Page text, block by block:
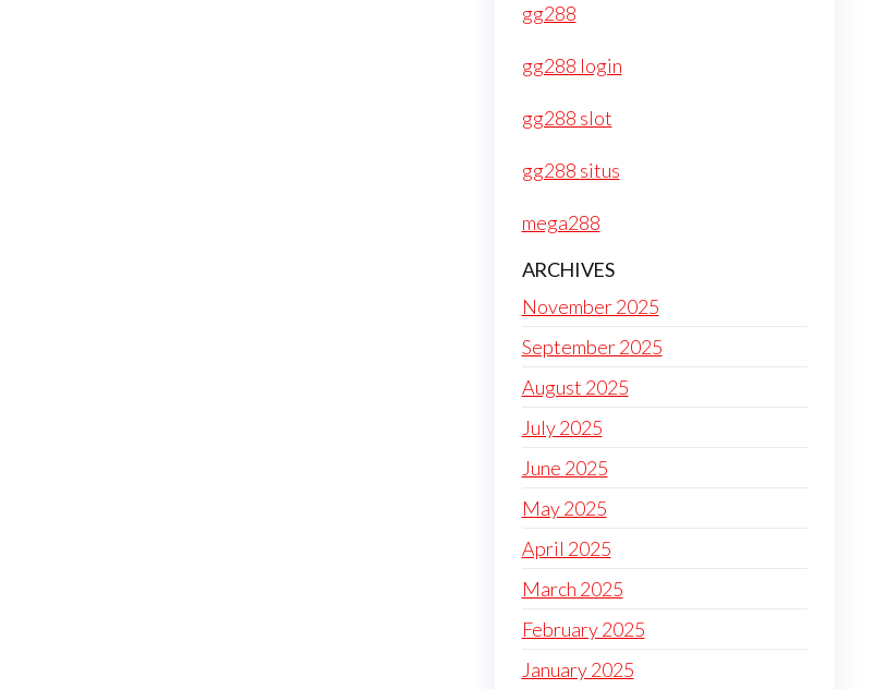
gg288
gg288 login
gg288 slot
gg288 situs
mega288
ARCHIVES
November 2025
September 2025
August 2025
July 2025
June 2025
May 2025
April 2025
March 2025
February 2025
January 2025